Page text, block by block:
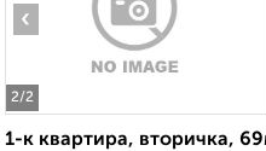
2/2
‹
1-к квартира, вторичка,